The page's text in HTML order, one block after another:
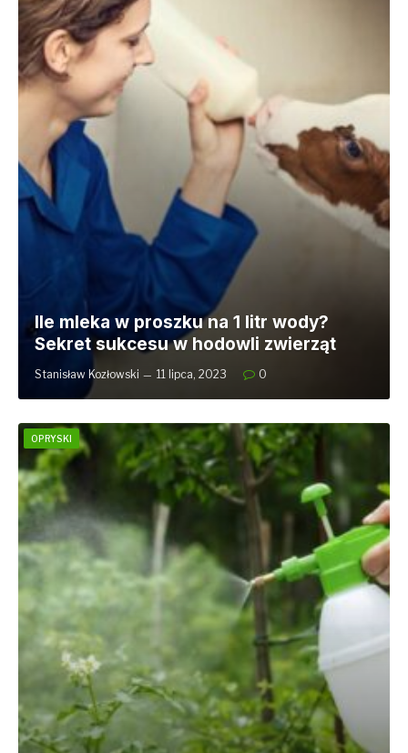
Ile mleka w proszku na 1 litr wody?
Sekret sukcesu w hodowli zwierząt
Stanisław Kozłowski 11 lipca, 2023 0
OPRYSKI